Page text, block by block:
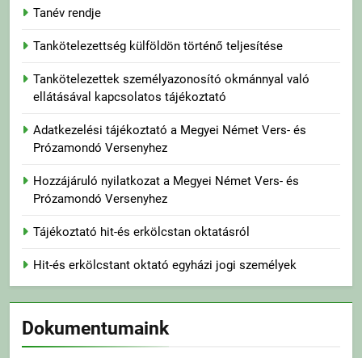
Tanév rendje
Tankötelezettség külföldön történő teljesítése
Tankötelezettek személyazonosító okmánnyal való
ellátásával kapcsolatos tájékoztató
Adatkezelési tájékoztató a Megyei Német Vers- és
Prózamondó Versenyhez
Hozzájáruló nyilatkozat a Megyei Német Vers- és
Prózamondó Versenyhez
Tájékoztató hit-és erkölcstan oktatásról
Hit-és erkölcstant oktató egyházi jogi személyek
Dokumentumaink